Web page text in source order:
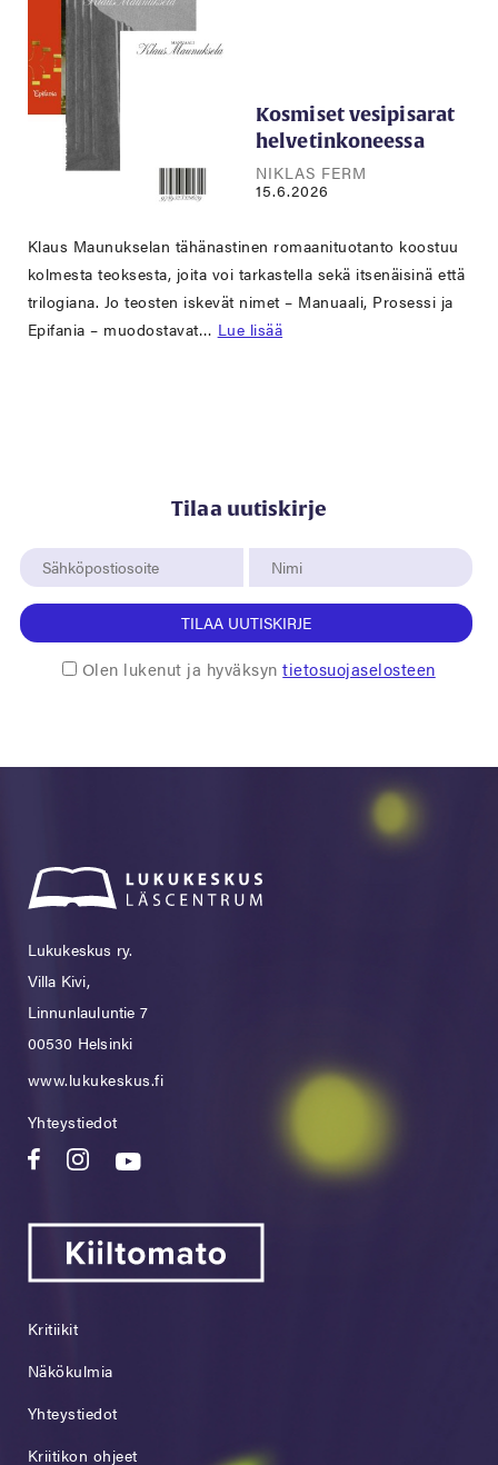
Kosmiset vesipisarat
helvetinkoneessa
NIKLAS FERM
15.6.2026
Klaus Maunukselan tähänastinen romaanituotanto koostuu
kolmesta teoksesta, joita voi tarkastella sekä itsenäisinä että
trilogiana. Jo teosten iskevät nimet – Manuaali, Prosessi ja
Epifania – muodostavat… Lue lisää
Tilaa uutiskirje
TILAA UUTISKIRJE
Olen lukenut ja hyväksyntietosuojaselosteen
Lukukeskus ry.
Villa Kivi,
Linnunlauluntie 7
00530 Helsinki
www.lukukeskus.fi
Yhteystiedot
Kritiikit
Näkökulmia
Yhteystiedot
Kriitikon ohjeet